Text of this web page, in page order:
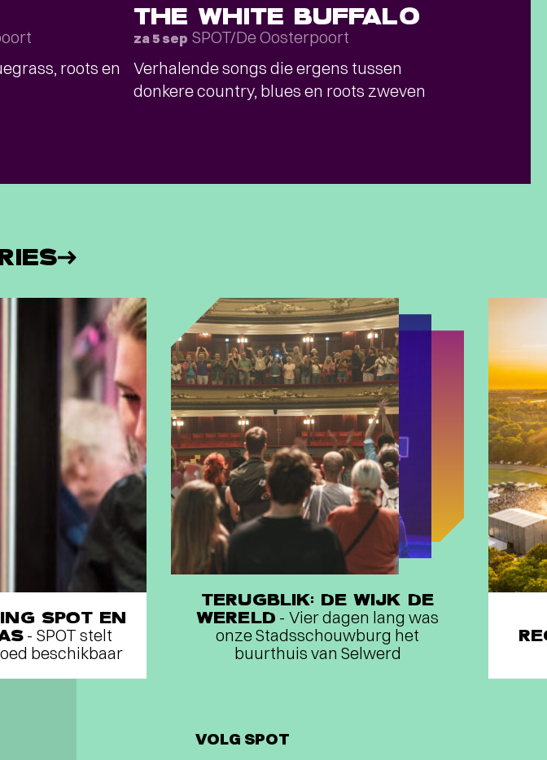
roots en
THE WHITE BUFFALO
za 5 sep SPOT/De Oosterpoort
Verhalende songs die ergens tussen
donkere country, blues en roots zweven
SPOT EN
- SPOT stelt
beschikbaar
TERUGBLIK: DE WIJK DE
WERELD - Vier dagen lang was
onze Stadsschouwburg het
buurthuis van Selwerd
VOLG SPOT